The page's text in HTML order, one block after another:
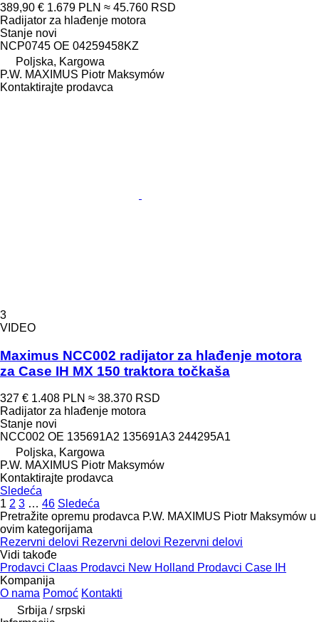
389,90 € 1.679 PLN ≈ 45.760 RSD
Radijator za hlađenje motora
Stanje novi
NCP0745 OE 04259458KZ
Poljska, Kargowa
P.W. MAXIMUS Piotr Maksymów
Kontaktirajte prodavca
3
VIDEO
Maximus NCC002 radijator za hlađenje motora
za Case IH MX 150 traktora točkaša
327 € 1.408 PLN ≈ 38.370 RSD
Radijator za hlađenje motora
Stanje novi
NCC002 OE 135691A2 135691A3 244295A1
Poljska, Kargowa
P.W. MAXIMUS Piotr Maksymów
Kontaktirajte prodavca
Sledeća
1 2 3 … 46 Sledeća
Pretražite opremu prodavca P.W. MAXIMUS Piotr Maksymów u
ovim kategorijama
Rezervni delovi Rezervni delovi Rezervni delovi
Vidi takođe
Prodavci Claas Prodavci New Holland Prodavci Case IH
Kompanija
O nama Pomoć Kontakti
Srbija / srpski